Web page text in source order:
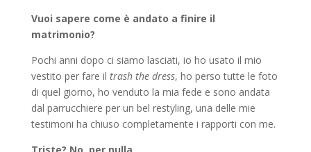
Vuoi sapere come è andato a finire il
matrimonio?
Pochi anni dopo ci siamo lasciati, io ho usato il mio
vestito per fare il trash the dress, ho perso tutte le foto
di quel giorno, ho venduto la mia fede e sono andata
dal parrucchiere per un bel restyling, una delle mie
testimoni ha chiuso completamente i rapporti con me.